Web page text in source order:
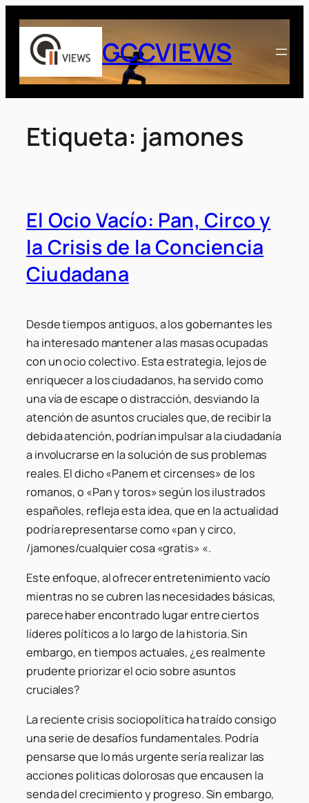
Saltar
contenido
GCCVIEWS
Etiqueta: jamones
El Ocio Vacío: Pan, Circo y
la Crisis de la Conciencia
Ciudadana
Desde tiempos antiguos, a los gobernantes les
ha interesado mantener a las masas ocupadas
con un ocio colectivo. Esta estrategia, lejos de
enriquecer a los ciudadanos, ha servido como
una vía de escape o distracción, desviando la
atención de asuntos cruciales que, de recibir la
debida atención, podrían impulsar a la ciudadanía
a involucrarse en la solución de sus problemas
reales. El dicho «Panem et circenses» de los
romanos, o «Pan y toros» según los ilustrados
españoles, refleja esta idea, que en la actualidad
podría representarse como «pan y circo,
/jamones/cualquier cosa «gratis» «.
Este enfoque, al ofrecer entretenimiento vacío
mientras no se cubren las necesidades básicas,
parece haber encontrado lugar entre ciertos
líderes políticos a lo largo de la historia. Sin
embargo, en tiempos actuales, ¿es realmente
prudente priorizar el ocio sobre asuntos
cruciales?
La reciente crisis sociopolítica ha traído consigo
una serie de desafíos fundamentales. Podría
pensarse que lo más urgente sería realizar las
acciones politicas dolorosas que encausen la
senda del crecimiento y progreso. Sin embargo,